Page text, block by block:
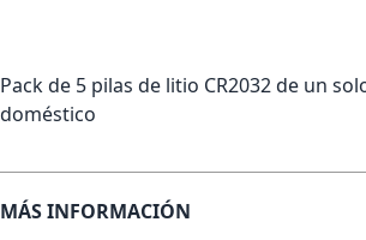
Pack de 5 pilas de litio CR2032 de un
doméstico
MÁS INFORMACIÓN